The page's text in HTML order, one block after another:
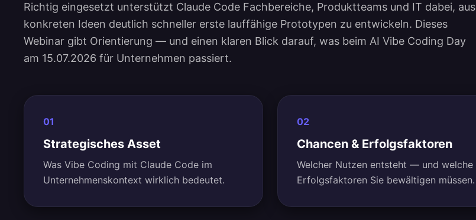
Richtig eingesetzt unterstützt Claude Code Fachbereiche, Produktteams und IT dabei, aus
konkreten Ideen deutlich schneller erste lauffähige Prototypen zu entwickeln. Dieses
Webinar gibt Orientierung — und einen klaren Blick darauf, was beim AI Vibe Coding Day
am 15.07.2026 für Unternehmen passiert.
01
Strategisches Asset
Was Vibe Coding mit Claude Code im
Unternehmenskontext wirklich bedeutet.
02
Chancen & Erfolgsfaktoren
Welcher Nutzen entsteht — und welche
Erfolgsfaktoren Sie bewältigen müssen.